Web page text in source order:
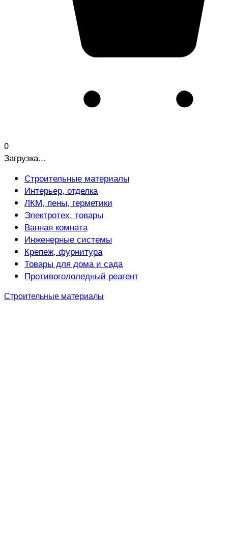
0
Загрузка...
Строительные материалы
Интерьер, отделка
ЛКМ, пены, герметики
Электротех. товары
Ванная комната
Инженерные системы
Крепеж, фурнитура
Товары для дома и сада
Противогололедный реагент
Строительные материалы